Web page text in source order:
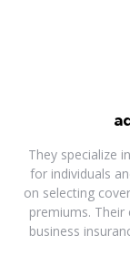
They specialize
for individuals
on selecting
premiums.
business